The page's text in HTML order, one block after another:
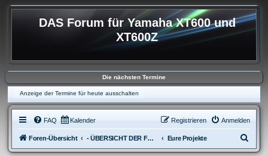
DAS Forum für Yamaha XT600 und
XT600Z
Die nächsten Termine
Anzeige der Termine für heute ausschalten
FAQ Kalender Anmelden
Registrieren
Foren-Übersicht - ÜBERSICHT DER FOREN XT600 Eure Projekte
u